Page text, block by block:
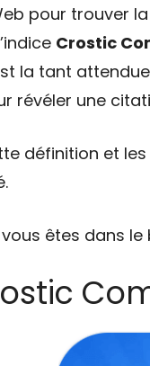
pour trouver
Crostic
la tant
révéler une
définition et
êtes dans le